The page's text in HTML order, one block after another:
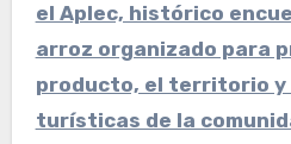
el Aplec, histórico
arroz organizado para
producto, el territorio y
turísticas de la